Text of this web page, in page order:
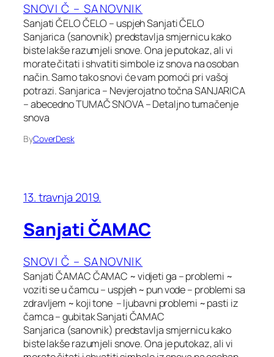
SNOVI Č – SANOVNIK
Sanjati ČELO ČELO – uspjeh Sanjati ČELO
Sanjarica (sanovnik) predstavlja smjernicu kako
biste lakše razumjeli snove. Ona je putokaz, ali vi
morate čitati i shvatiti simbole iz snova na osoban
način. Samo tako snovi će vam pomoći pri vašoj
potrazi. Sanjarica – Nevjerojatno točna SANJARICA
– abecedno TUMAČ SNOVA – Detaljno tumačenje
snova
ByCoverDesk
13. travnja 2019.
Sanjati ČAMAC
SNOVI Č – SANOVNIK
Sanjati ČAMAC ČAMAC ~ vidjeti ga – problemi ~
voziti se u čamcu – uspjeh ~ pun vode – problemi sa
zdravljem ~ koji tone – ljubavni problemi ~ pasti iz
čamca – gubitak Sanjati ČAMAC
Sanjarica (sanovnik) predstavlja smjernicu kako
biste lakše razumjeli snove. Ona je putokaz, ali vi